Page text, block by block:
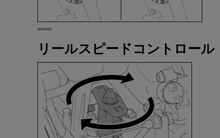
G404693
リールスピードコントロール